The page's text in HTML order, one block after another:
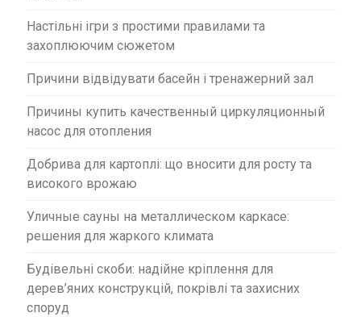
Настільні ігри з простими правилами та
захоплюючим сюжетом
Причини відвідувати басейн і тренажерний зал
Причины купить качественный циркуляционный
насос для отопления
Добрива для картоплі: що вносити для росту та
високого врожаю
Уличные сауны на металлическом каркасе:
решения для жаркого климата
Будівельні скоби: надійне кріплення для
дерев’яних конструкцій, покрівлі та захисних
споруд